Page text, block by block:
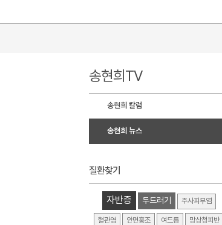
송현희TV
송현희 칼럼
송현희 뉴스
질환찾기
자반증 두드러기 주사피부염
혈관염 안면홍조 여드름 망상청피반